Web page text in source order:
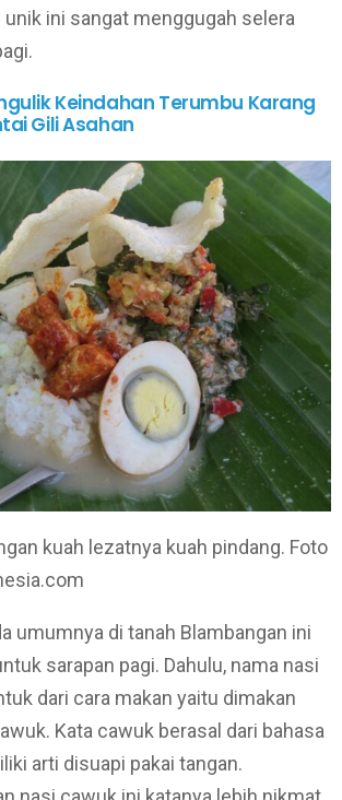
ini sangat menggugah selera
Keindahan Terumbu Karang
Gili Asahan
kuah lezatnya kuah pindang. Foto
umumnya di tanah Blambangan ini
sarapan pagi. Dahulu, nama nasi
dari cara makan yaitu dimakan
Kata cawuk berasal dari bahasa
arti disuapi pakai tangan.